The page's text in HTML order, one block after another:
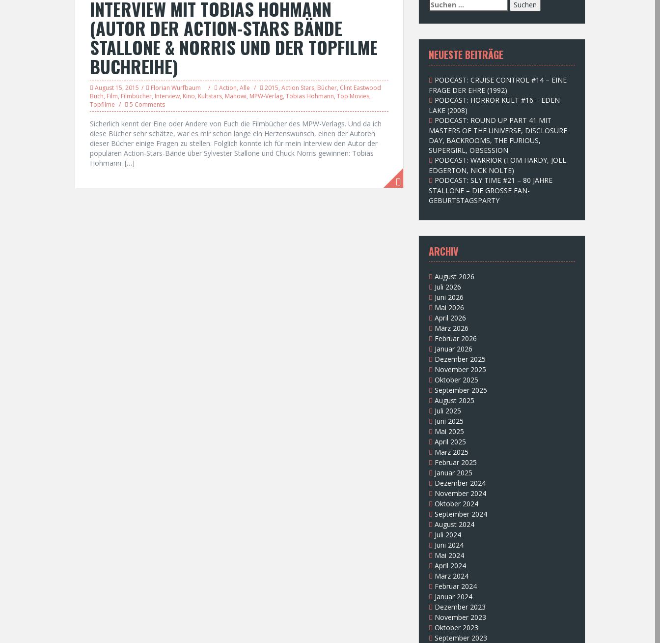
INTERVIEW MIT TOBIAS HOHMANN
(AUTOR DER ACTION-STARS BÄNDE
STALLONE & NORRIS UND DER TOPFILME
BUCHREIHE)
August 15, 2015 Florian Wurfbaum Action, Alle 2015, Action Stars, Bücher, Clint Eastwood
Buch, Film, Filmbücher, Interview, Kino, Kultstars, Mahowi, MPW-Verlag, Tobias Hohmann, Top Movies,
Topfilme
5 Comments
Sicherlich kennt der Eine oder Andere von Euch die Filmbücher des MPW-Verlags. Und da ich
diese Bücher sehr schätze, war es mir schon lange ein Herzenswunsch, einen der Autoren
dieser Bücher einige Fragen zu stellen. Folglich konnte ich für mein Interview den Autor der
populären Action-Stars-Bände über Sylvester Stallone und Chuck Norris gewinnen: Tobias
Hohmann. […]
S
u
c
e
n
n
c
h
:
NEUESTE BEITRÄGE
PODCAST: CRUISE CONTROL #14 – EINE
FRAGE DER EHRE (1992)
PODCAST: HORROR KULT #16 – EDEN
LAKE (2008)
PODCAST: ROUND UP PART 41 MIT
MASTERS OF THE UNIVERSE, DISCLOSURE
DAY, BACKROOMS, THE FURIOUS,
SUPERGIRL, OBSESSION
PODCAST: WARRIOR (TOM HARDY, JOEL
EDGERTON, NICK NOLTE)
PODCAST: SLY TIME #21 – 80 JAHRE
STALLONE – DIE GROSSE FAN-
GEBURTSTAGSPARTY
ARCHIV
August 2026
Juli 2026
Juni 2026
Mai 2026
April 2026
März 2026
Februar 2026
Januar 2026
Dezember 2025
November 2025
Oktober 2025
September 2025
August 2025
Juli 2025
Juni 2025
Mai 2025
April 2025
März 2025
Februar 2025
Januar 2025
Dezember 2024
November 2024
Oktober 2024
September 2024
August 2024
Juli 2024
Juni 2024
Mai 2024
April 2024
März 2024
Februar 2024
Januar 2024
Dezember 2023
November 2023
Oktober 2023
September 2023